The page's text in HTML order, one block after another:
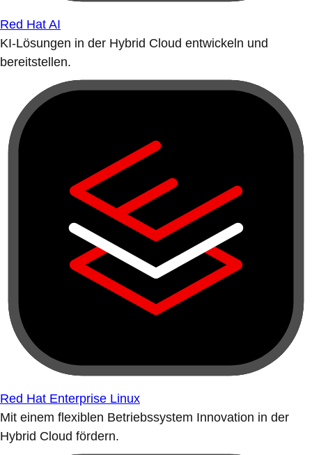
Red Hat AI
KI-Lösungen in der Hybrid Cloud entwickeln und
bereitstellen.
Red Hat Enterprise Linux
Mit einem flexiblen Betriebssystem Innovation in der
Hybrid Cloud fördern.